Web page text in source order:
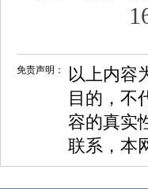
免责声明：
以上内容
目的，不
容的真实
联系，本